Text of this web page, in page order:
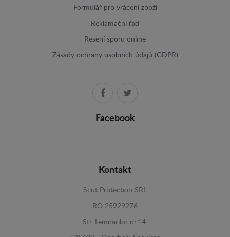
Formulář pro vrácení zboží
Reklamační řád
Resení sporu online
Zásady ochrany osobních údajů (GDPR)
Facebook
Kontakt
Scut Protection SRL
RO 25929276
Str. Lemnarilor nr.14.